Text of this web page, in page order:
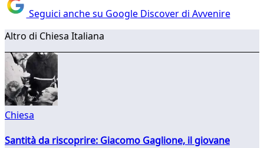
Seguici anche su Google Discover di Avvenire
Altro di Chiesa Italiana
Chiesa
Santità da riscoprire: Giacomo Gaglione, il giovane